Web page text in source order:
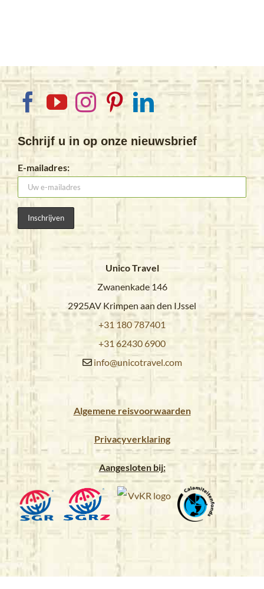
Schrijf u in op onze nieuwsbrief
E-mailadres:
Unico Travel
Zwanenkade 146
2925AV Krimpen aan den IJssel
+31 180 787401
+31 62430 6900
info@unicotravel.com
Algemene reisvoorwaarden
Privacyverklaring
Aangesloten bij: